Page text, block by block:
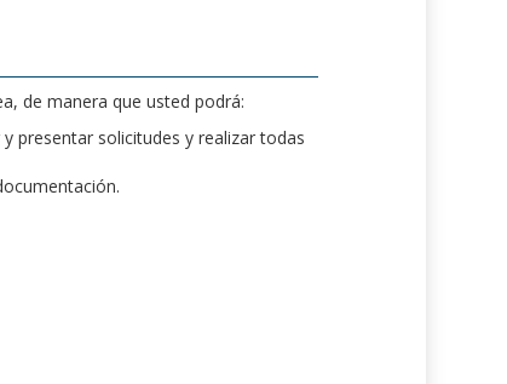
de manera que usted podrá:
presentar solicitudes y realizar todas